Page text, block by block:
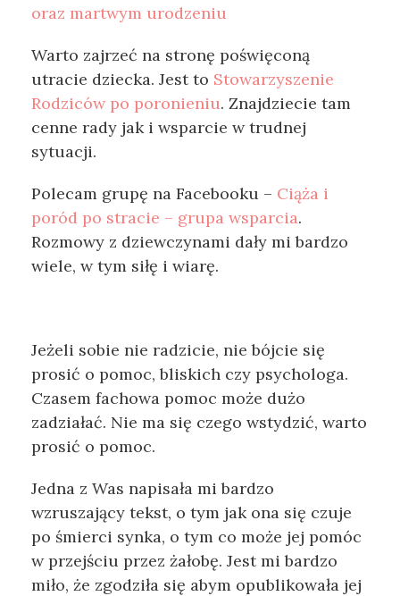
oraz martwym urodzeniu
Warto zajrzeć na stronę poświęconą
utracie dziecka. Jest to Stowarzyszenie
Rodziców po poronieniu. Znajdziecie tam
cenne rady jak i wsparcie w trudnej
sytuacji.
Polecam grupę na Facebooku – Ciąża i
poród po stracie – grupa wsparcia.
Rozmowy z dziewczynami dały mi bardzo
wiele, w tym siłę i wiarę.
Jeżeli sobie nie radzicie, nie bójcie się
prosić o pomoc, bliskich czy psychologa.
Czasem fachowa pomoc może dużo
zadziałać. Nie ma się czego wstydzić, warto
prosić o pomoc.
Jedna z Was napisała mi bardzo
wzruszający tekst, o tym jak ona się czuje
po śmierci synka, o tym co może jej pomóc
w przejściu przez żałobę. Jest mi bardzo
miło, że zgodziła się abym opublikowała jej